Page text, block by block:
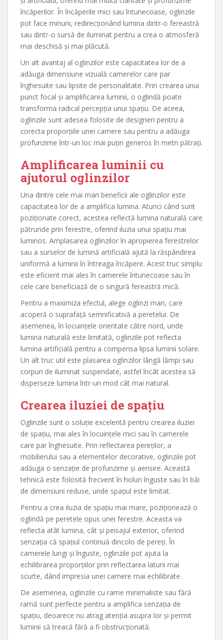
încăperilor. În încăperile mici sau întunecoase, oglinzile
pot face minuni, redirecționând lumina dintr-o fereastră
sau dintr-o sursă de iluminat pentru a crea o atmosferă
mai deschisă și mai plăcută.
Un alt avantaj al oglinzilor este capacitatea lor de a
adăuga dimensiune vizuală camerelor care par
înghesuite sau lipsite de personalitate. Prin crearea unui
punct focal și amplificarea luminii, o oglindă poate
transforma radical percepția unui spațiu. De aceea,
oglinzile sunt adesea folosite de designeri pentru a
corecta proporțiile unei camere sau pentru a adăuga
profunzime într-un loc mai puțin generos în metri pătrați.
Amplificarea luminii cu
ajutorul oglinzilor
Una dintre cele mai mari beneficii ale oglinzilor este
capacitatea lor de a amplifica lumina. Atunci când sunt
poziționate corect, acestea reflectă lumina naturală care
pătrunde prin ferestre, oferind iluzia unui spațiu mai
luminos. Amplasarea oglinzilor în apropierea ferestrelor
sau a surselor de lumină artificială ajută la răspândirea
uniformă a luminii în întreaga încăpere. Acest truc simplu
este eficient mai ales în camerele întunecoase sau în
cele care beneficiază de o singură fereastră mică.
Pentru a maximiza efectul, alege oglinzi mari, care
acoperă o suprafață semnificativă a peretelui. De
asemenea, în locuințele orientate către nord, unde
lumina naturală este limitată, oglinzile pot reflecta
lumina artificială pentru a compensa lipsa luminii solare.
Un alt truc util este plasarea oglinzilor lângă lămpi sau
corpuri de iluminat suspendate, astfel încât acestea să
disperseze lumina într-un mod cât mai natural.
Crearea iluziei de spațiu
Oglinzile sunt o soluție excelentă pentru crearea iluziei
de spațiu, mai ales în locuințele mici sau în camerele
care par înghesuite. Prin reflectarea pereților, a
mobilierului sau a elementelor decorative, oglinzile pot
adăuga o senzație de profunzime și aerisire. Această
tehnică este folosită frecvent în holuri înguste sau în băi
de dimensiuni reduse, unde spațiul este limitat.
Pentru a crea iluzia de spațiu mai mare, poziționează o
oglindă pe peretele opus unei ferestre. Aceasta va
reflecta atât lumina, cât și peisajul exterior, oferind
senzația că spațiul continuă dincolo de pereți. În
camerele lungi și înguste, oglinzile pot ajuta la
echilibrarea proporțiilor prin reflectarea laturii mai
scurte, dând impresia unei camere mai echilibrate.
De asemenea, oglinzile cu rame minimaliste sau fără
ramă sunt perfecte pentru a amplifica senzația de
spațiu, deoarece nu atrag atenția asupra lor și permit
luminii să treacă fără a fi obstrucționată.